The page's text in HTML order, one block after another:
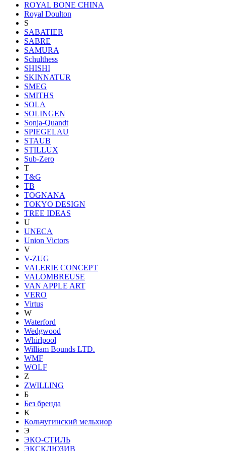
ROYAL BONE CHINA
Royal Doulton
S
SABATIER
SABRE
SAMURA
Schulthess
SHISHI
SKINNATUR
SMEG
SMITHS
SOLA
SOLINGEN
Sonja-Quandt
SPIEGELAU
STAUB
STILLUX
Sub-Zero
T
T&G
TB
TOGNANA
TOKYO DESIGN
TREE IDEAS
U
UNECA
Union Victors
V
V-ZUG
VALERIE CONCEPT
VALOMBREUSE
VAN APPLE ART
VERO
Virtus
W
Waterford
Wedgwood
Whirlpool
William Bounds LTD.
WMF
WOLF
Z
ZWILLING
Б
Без бренда
К
Кольчугинский мельхиор
Э
ЭКО-СТИЛЬ
ЭКСКЛЮЗИВ